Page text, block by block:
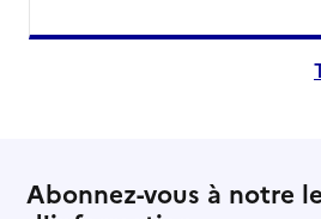
Abonnez-vous à notre